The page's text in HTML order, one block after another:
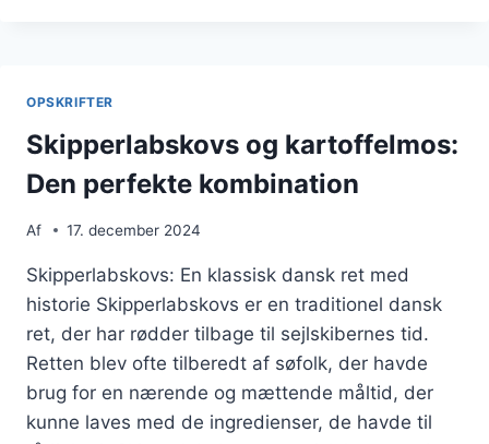
BARNDOMMEN
OPSKRIFTER
Skipperlabskovs og kartoffelmos:
Den perfekte kombination
Af 17. december 2024
Skipperlabskovs: En klassisk dansk ret med
historie Skipperlabskovs er en traditionel dansk
ret, der har rødder tilbage til sejlskibernes tid.
Retten blev ofte tilberedt af søfolk, der havde
brug for en nærende og mættende måltid, der
kunne laves med de ingredienser, de havde til